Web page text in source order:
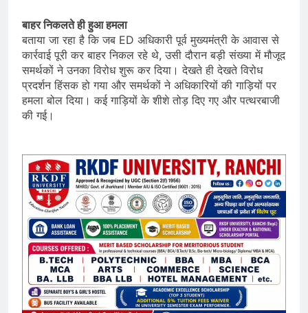
बाहर निकलते ही हुआ हमला
बताया जा रहा है कि जब ED अधिकारी पूर्व मुख्यमंत्री के आवास से
कार्रवाई पूरी कर बाहर निकल रहे थे, उसी दौरान बड़ी संख्या में मौजूद
समर्थकों ने उनका विरोध शुरू कर दिया। देखते ही देखते विरोध
प्रदर्शन हिंसक हो गया और समर्थकों ने अधिकारियों की गाड़ियों पर
हमला बोल दिया। कई गाड़ियों के शीशे तोड़ दिए गए और पत्थरबाजी
की गई।